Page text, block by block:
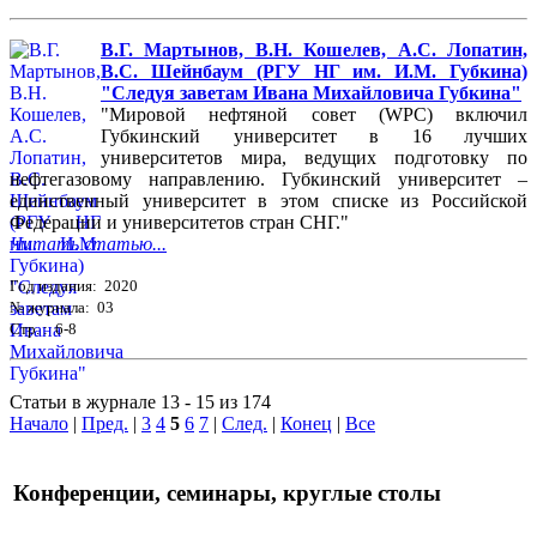
В.Г. Мартынов, В.Н. Кошелев, А.С. Лопатин,
В.С. Шейнбаум (РГУ НГ им. И.М. Губкина)
"Следуя заветам Ивана Михайловича Губкина"
"Мировой нефтяной совет (WPC) включил
Губкинский университет в 16 лучших
университетов мира, ведущих подготовку по
нефтегазовому направлению. Губкинский университет –
единственный университет в этом списке из Российской
Федерации и университетов стран СНГ."
Читать статью...
Год издания: 2020
№ журнала: 03
Стр. : 6-8
Статьи в журнале 13 - 15 из 174
Начало | Пред. | 3 4 5 6 7 | След. | Конец | Все
Конференции, семинары, круглые столы